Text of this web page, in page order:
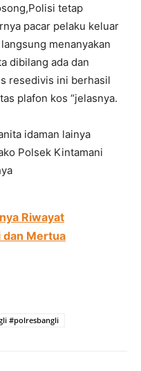
tetap
pacar pelaku keluar
menanyakan
dibilang ada dan
resedivis ini berhasil
plafon kos “jelasnya.
idaman lainya
Polsek Kintamani
Riwayat
dan Mertua
#polresbangli